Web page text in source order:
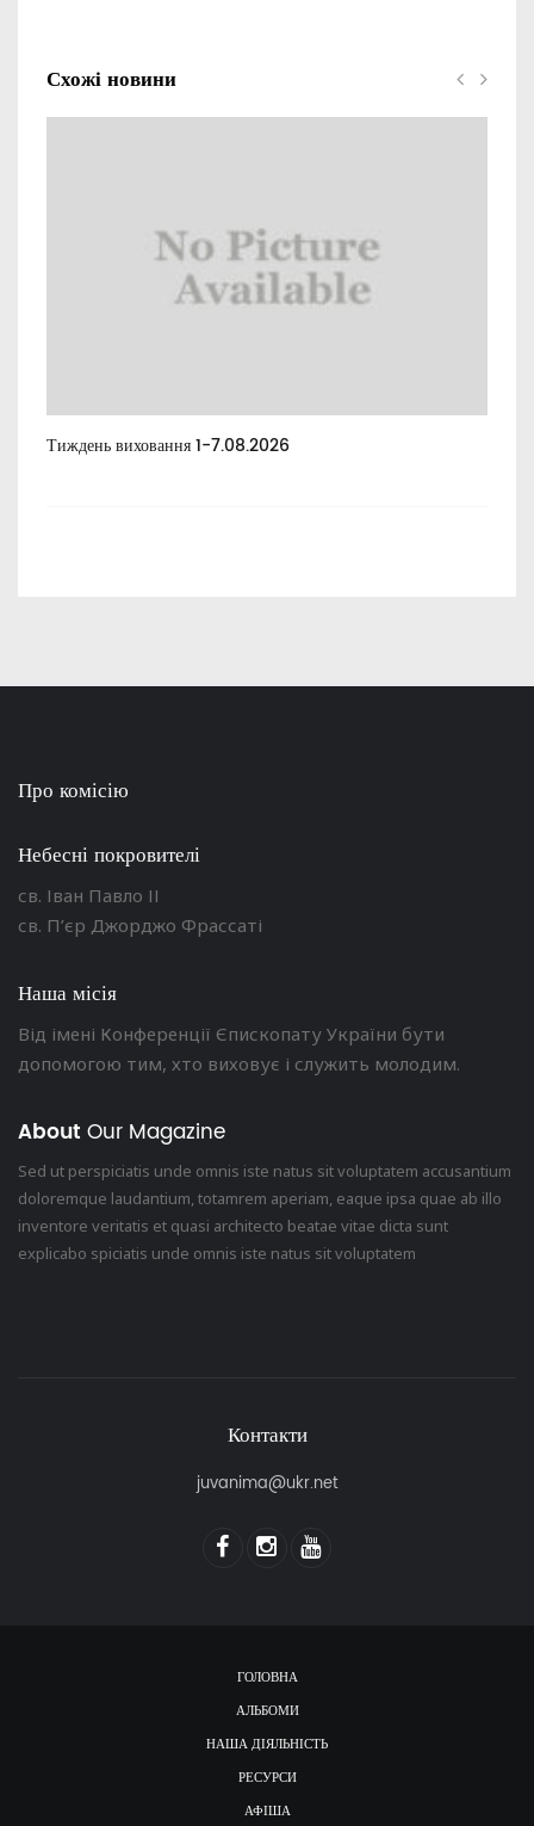
Схожі новини
Тиждень виховання 1-7.08.2026
Про комісію
Небесні покровителі
св. Іван Павло ІІ
св. П’єр Джорджо Фрассаті
Наша місія
Від імені Конференції Єпископату України бути
допомогою тим, хто виховує і служить молодим.
About Our Magazine
Sed ut perspiciatis unde omnis iste natus sit voluptatem accusantium
doloremque laudantium, totamrem aperiam, eaque ipsa quae ab illo
inventore veritatis et quasi architecto beatae vitae dicta sunt
explicabo spiciatis unde omnis iste natus sit voluptatem
Контакти
juvanima@ukr.net
ГОЛОВНА
АЛЬБОМИ
НАША ДІЯЛЬНІСТЬ
РЕСУРСИ
АФІША